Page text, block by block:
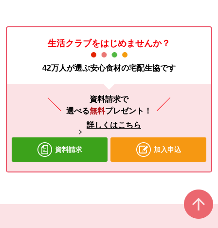
生活クラブをはじめませんか？
42万人が選ぶ安心食材の宅配生協です
資料請求で
選べる無料プレゼント！
詳しくはこちら
資料請求 加入申込